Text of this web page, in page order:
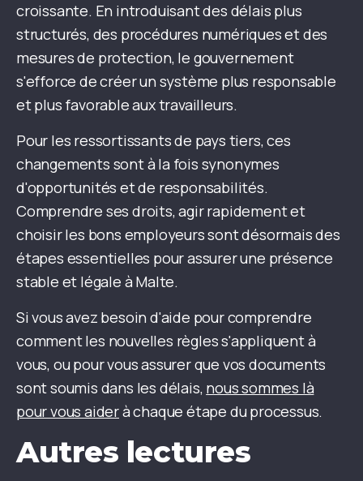
croissante. En introduisant des délais plus
structurés, des procédures numériques et des
mesures de protection, le gouvernement
s'efforce de créer un système plus responsable
et plus favorable aux travailleurs.
Pour les ressortissants de pays tiers, ces
changements sont à la fois synonymes
d'opportunités et de responsabilités.
Comprendre ses droits, agir rapidement et
choisir les bons employeurs sont désormais des
étapes essentielles pour assurer une présence
stable et légale à Malte.
Si vous avez besoin d'aide pour comprendre
comment les nouvelles règles s'appliquent à
vous, ou pour vous assurer que vos documents
sont soumis dans les délais, nous sommes là
pour vous aiderà chaque étape du processus.
Autres lectures